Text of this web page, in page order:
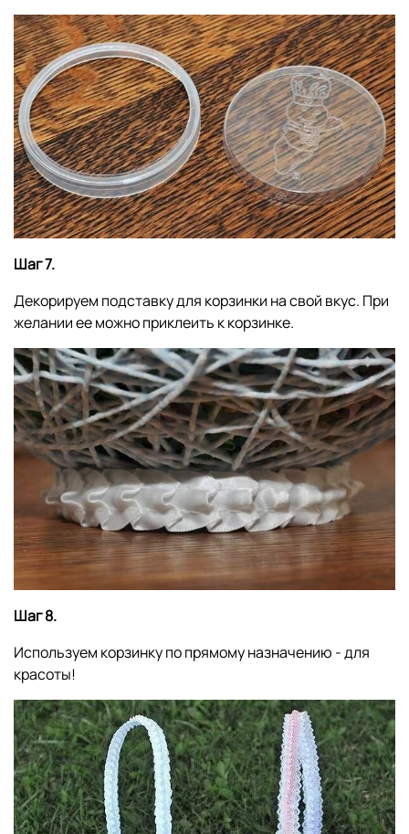
Шаг 7.
Декорируем подставку для корзинки на свой вкус. При
желании ее можно приклеить к корзинке.
Шаг 8.
Используем корзинку по прямому назначению - для
красоты!